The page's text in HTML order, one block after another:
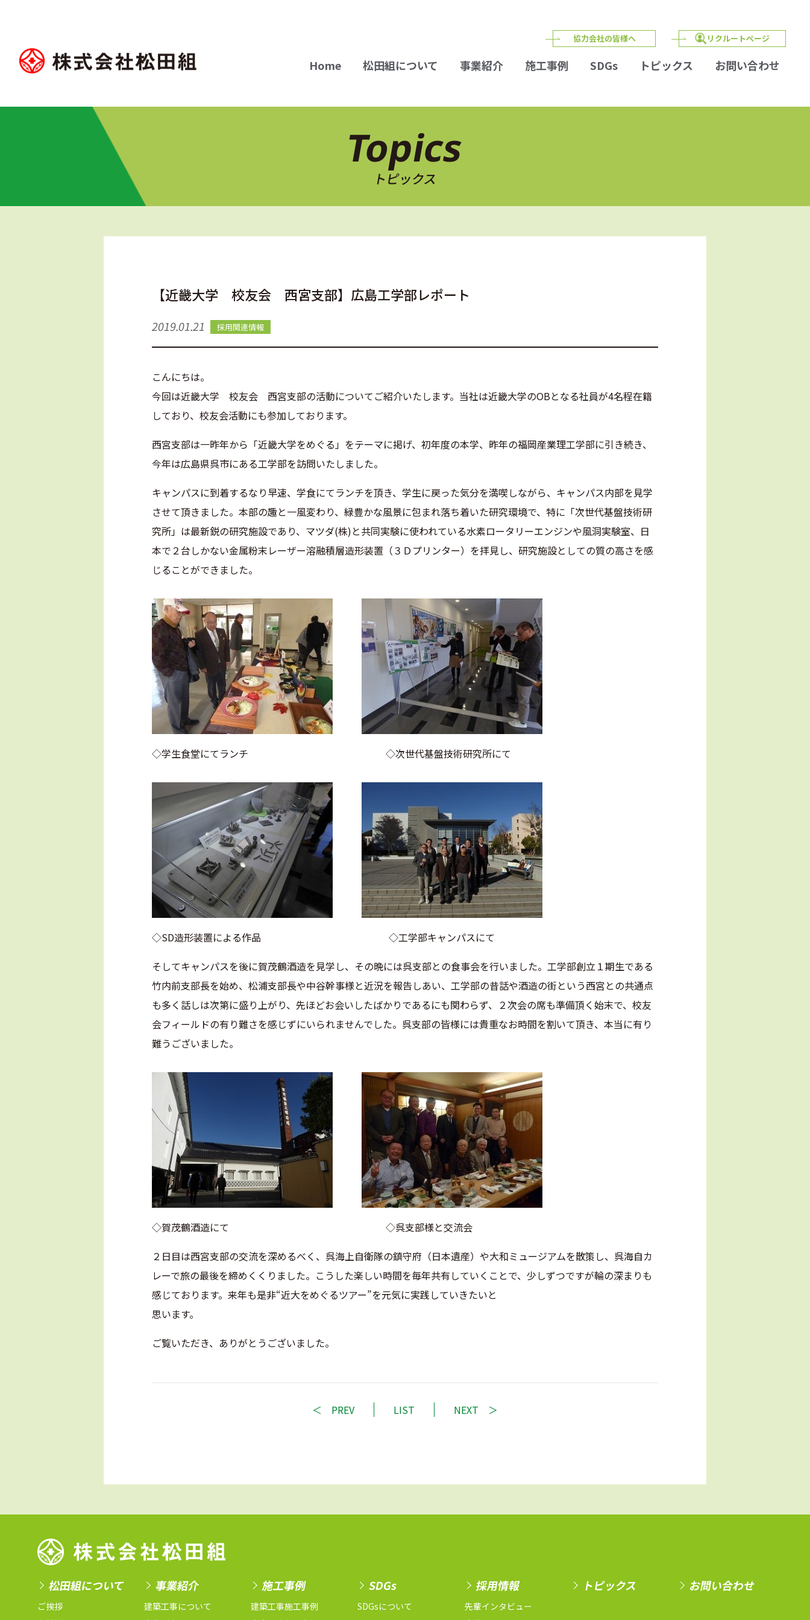
Home 松田組について 事業紹介 施工事例 SDGs トピックス お問い合わせ
リクルートページ
協力会社の皆様へ
Topics
トピックス
【近畿大学 校友会 西宮支部】広島工学部レポート
2019.01.21 採用関連情報
こんにちは。
今回は近畿大学 校友会 西宮支部の活動についてご紹介いたします。当社は近畿大学のOBとなる社員が4名程在籍
しており、校友会活動にも参加しております。
西宮支部は一昨年から「近畿大学をめぐる」をテーマに掲げ、初年度の本学、昨年の福岡産業理工学部に引き続き、
今年は広島県呉市にある工学部を訪問いたしました。
キャンパスに到着するなり早速、学食にてランチを頂き、学生に戻った気分を満喫しながら、キャンパス内部を見学
させて頂きました。本部の趣と一風変わり、緑豊かな風景に包まれ落ち着いた研究環境で、特に「次世代基盤技術研
究所」は最新鋭の研究施設であり、マツダ(株)と共同実験に使われている水素ロータリーエンジンや風洞実験室、日
本で２台しかない金属粉末レーザー溶融積層造形装置（３Ｄプリンター）を拝見し、研究施設としての質の高さを感
じることができました。
◇学生食堂にてランチ ◇次世代基盤技術研究所にて
◇SD造形装置による作品 ◇工学部キャンパスにて
そしてキャンパスを後に賀茂鶴酒造を見学し、その晩には呉支部との食事会を行いました。工学部創立１期生である
竹内前支部長を始め、松浦支部長や中谷幹事様と近況を報告しあい、工学部の昔話や酒造の街という西宮との共通点
も多く話しは次第に盛り上がり、先ほどお会いしたばかりであるにも関わらず、２次会の席も準備頂く始末で、校友
会フィールドの有り難さを感じずにいられませんでした。呉支部の皆様には貴重なお時間を割いて頂き、本当に有り
難うございました。
◇賀茂鶴酒造にて ◇呉支部様と交流会
２日目は西宮支部の交流を深めるべく、呉海上自衛隊の鎮守府（日本遺産）や大和ミュージアムを散策し、呉海自カ
レーで旅の最後を締めくくりました。こうした楽しい時間を毎年共有していくことで、少しずつですが輪の深まりも
感じております。来年も是非“近大をめぐるツアー”を元気に実践していきたいと
思います。
ご覧いただき、ありがとうございました。
PREV LIST NEXT
松田組について
ご挨拶
事業紹介
建築工事について
施工事例
建築工事施工事例
SDGs
SDGsについて
採用情報
先輩インタビュー
トピックス お問い合わせ